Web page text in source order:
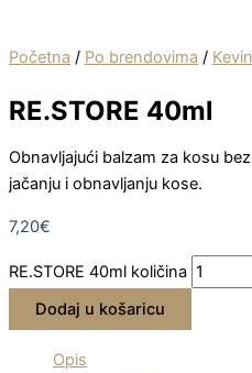
Početna / Po brendovima /
RE.STORE 40ml
Obnavljajući balzam za kosu
jačanju i obnavljanju kose.
7,20€
RE.STORE 40ml količina
Dodaj u košaricu
Opis